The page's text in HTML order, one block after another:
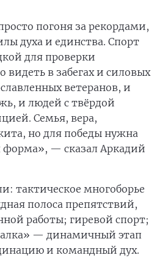
погоня за рекордами,
духа и единства. Спорт
для проверки
видеть в забегах и силовых
ветеранов, и
и людей с твёрдой
Семья, вера,
но для победы нужна
— сказал Аркадий
тактическое многоборье
полоса препятствий,
работы; гиревой спорт;
— динамичный этап
и командный дух.